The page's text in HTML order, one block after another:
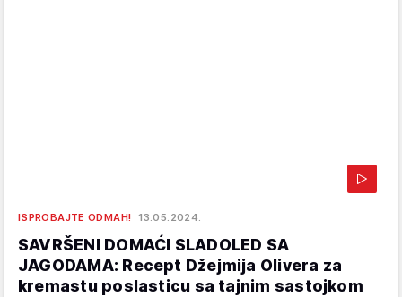
ISPROBAJTE ODMAH! 13.05.2024.
SAVRŠENI DOMAĆI SLADOLED SA
JAGODAMA: Recept Džejmija Olivera za
kremastu poslasticu sa tajnim sastojkom